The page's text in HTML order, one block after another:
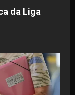
da Liga